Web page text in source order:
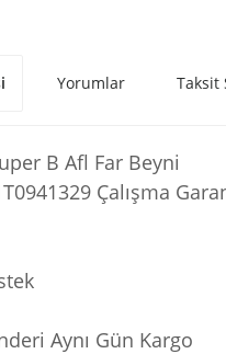
Yorumlar Taksit
B Afl Far Beyni
Çalışma
Aynı Gün Kargo